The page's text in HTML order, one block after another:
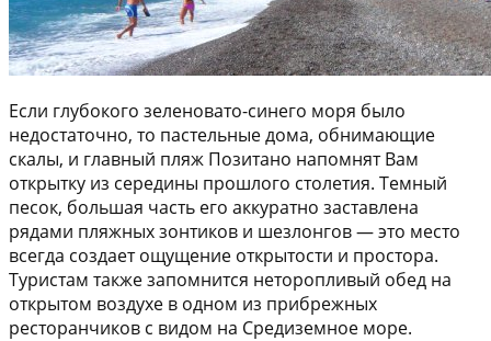
Если глубокого зеленовато-синего моря было
недостаточно, то пастельные дома, обнимающие
скалы, и главный пляж Позитано напомнят Вам
открытку из середины прошлого столетия. Темный
песок, большая часть его аккуратно заставлена
рядами пляжных зонтиков и шезлонгов — это место
всегда создает ощущение открытости и простора.
Туристам также запомнится неторопливый обед на
открытом воздухе в одном из прибрежных
ресторанчиков с видом на Средиземное море.